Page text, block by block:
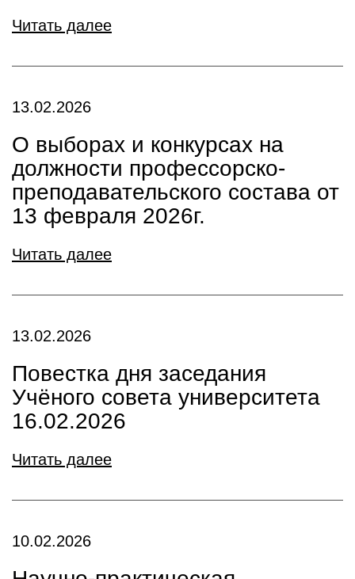
Читать далее
13.02.2026
О выборах и конкурсах на
должности профессорско-
преподавательского состава от
13 февраля 2026г.
Читать далее
13.02.2026
Повестка дня заседания
Учёного совета университета
16.02.2026
Читать далее
10.02.2026